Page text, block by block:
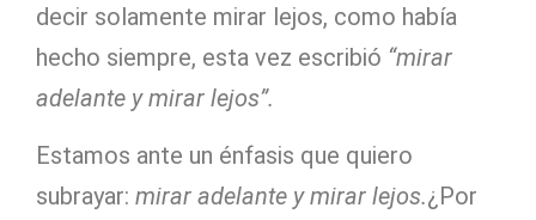
decir solamente mirar lejos, como había
hecho siempre, esta vez escribió “mirar
adelante y mirar lejos”.
Estamos ante un énfasis que quiero
subrayar: mirar adelante y mirar lejos.¿Por